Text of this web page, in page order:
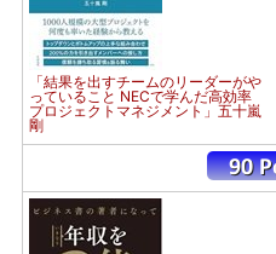
「結果を出すチームのリーダーがや
っていること NECで学んだ高効率
プロジェクトマネジメント」五十嵐
剛